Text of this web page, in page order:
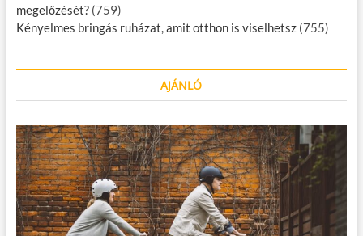
megelőzését? (759)
Kényelmes bringás ruházat, amit otthon is viselhetsz (755)
AJÁNLÓ